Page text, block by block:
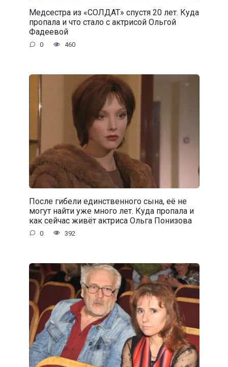
Медсестра из «СОЛДАТ» спустя 20 лет. Куда
пропала и что стало с актрисой Ольгой
Фадеевой
0 460
После гибели единственного сына, её не
могут найти уже много лет. Куда пропала и
как сейчас живёт актриса Ольга Понизова
0 392